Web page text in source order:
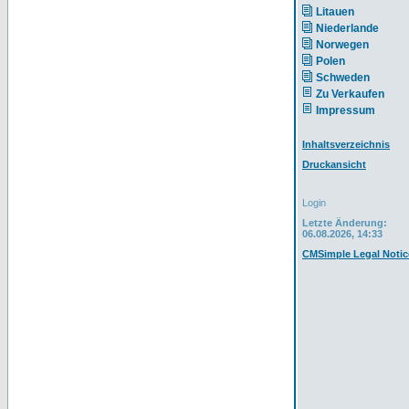
Litauen
Niederlande
Norwegen
Polen
Schweden
Zu Verkaufen
Impressum
Inhaltsverzeichnis
Druckansicht
Login
Letzte Änderung:
06.08.2026, 14:33
CMSimple Legal